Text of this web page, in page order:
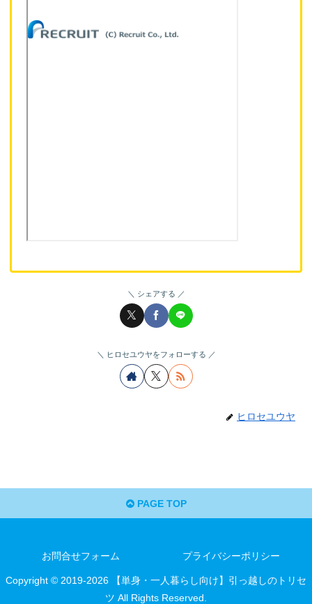
シェアする
ヒロセユウヤをフォローする
ヒロセユウヤ
PAGE TOP
お問合せフォーム プライバシーポリシー
Copyright © 2019-2026 【単身・一人暮らし向け】引っ越しのトリセ
ツ All Rights Reserved.